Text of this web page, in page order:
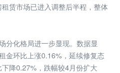
赁市场已进入调整后半程，整体
化格局进一步显现。数据显
金环比上涨0.16%，延续修复态
降0.27%，跌幅较4月份扩大